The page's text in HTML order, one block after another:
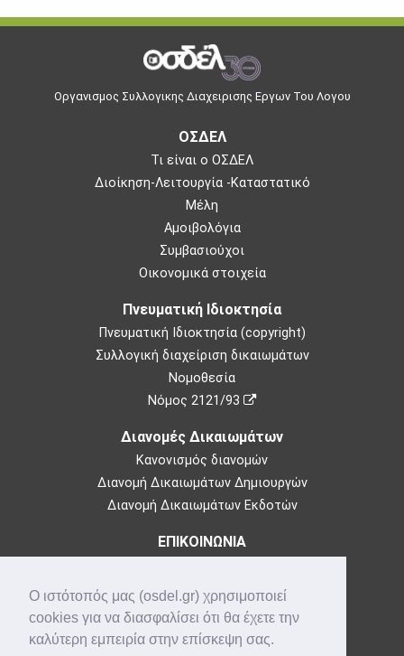
Ο ιστότοπός μας (osdel.gr) χρησιμοποιεί
cookies για να διασφαλίσει ότι θα έχετε την
καλύτερη εμπειρία στην επίσκεψη σας.
Οργανισμος Συλλογικης Διαχειρισης Εργων Του Λογου
ΟΣΔΕΛ
Τι είναι ο ΟΣΔΕΛ
Διοίκηση-Λειτουργία -Καταστατικό
Μέλη
Αμοιβολόγια
Συμβασιούχοι
Οικονομικά στοιχεία
Πνευματική Ιδιοκτησία
Πνευματική Ιδιοκτησία (copyright)
Συλλογική διαχείριση δικαιωμάτων
Νομοθεσία
Νόμος 2121/93
Διανομές Δικαιωμάτων
Κανονισμός διανομών
Διανομή Δικαιωμάτων Δημιουργών
Διανομή Δικαιωμάτων Εκδοτών
ΕΠΙΚΟΙΝΩΝΙΑ
Τηλ: 210-3849100
e-mail:
info@osdel.gr